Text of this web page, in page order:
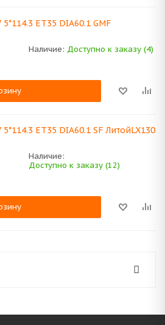
ET35 DIA60.1 GMF
Наличие: Доступно к заказу (4)
ET35 DIA60.1 SF ЛитойLX130
Наличие:
Доступно к заказу (12)